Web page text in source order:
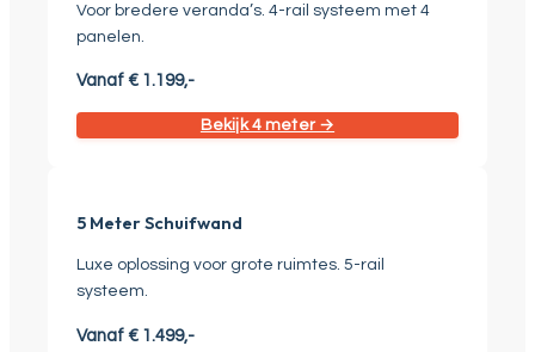
Voor bredere veranda’s. 4-rail systeem met 4
panelen.
Vanaf € 1.199,-
Bekijk 4 meter →
5 Meter Schuifwand
Luxe oplossing voor grote ruimtes. 5-rail
systeem.
Vanaf € 1.499,-